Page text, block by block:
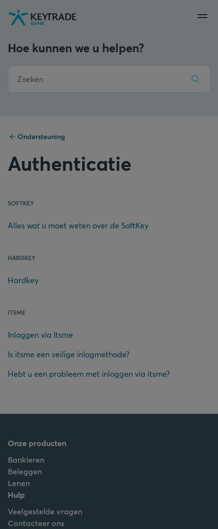
Naar
navigatie
Naar
aanmelden
Naar
inhoud
Hoe kunnen we u helpen?
Ondersteuning
Authenticatie
SOFTKEY
Alles wat u moet weten over de SoftKey
HARDKEY
Hardkey
ITSME
Inloggen via Itsme
Is itsme een veilige inlogmethode?
Hebt u een probleem met inloggen via itsme?
Onze producten
Bankieren
Beleggen
Lenen
Hulp
Veelgestelde vragen
Contacteer ons